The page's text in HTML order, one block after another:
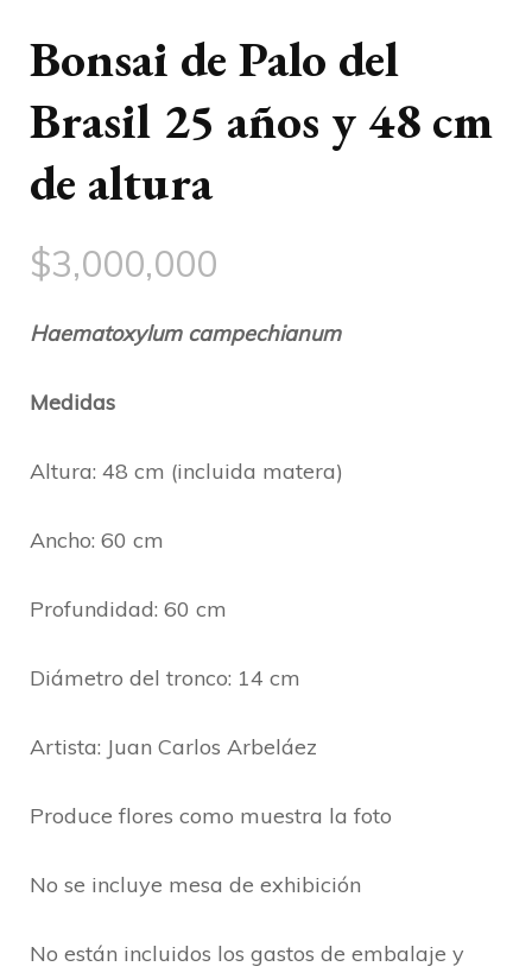
Bonsai de Palo del
Brasil 25 años y 48 cm
de altura
$3,000,000
Haematoxylum campechianum
Medidas
Altura: 48 cm (incluida matera)
Ancho: 60 cm
Profundidad: 60 cm
Diámetro del tronco: 14 cm
Artista: Juan Carlos Arbeláez
Produce flores como muestra la foto
No se incluye mesa de exhibición
No están incluidos los gastos de embalaje y